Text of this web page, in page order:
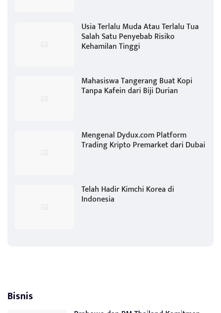
Usia Terlalu Muda Atau Terlalu Tua
Salah Satu Penyebab Risiko
Kehamilan Tinggi
Mahasiswa Tangerang Buat Kopi
Tanpa Kafein dari Biji Durian
Mengenal Dydux.com Platform
Trading Kripto Premarket dari Dubai
Telah Hadir Kimchi Korea di
Indonesia
Bisnis